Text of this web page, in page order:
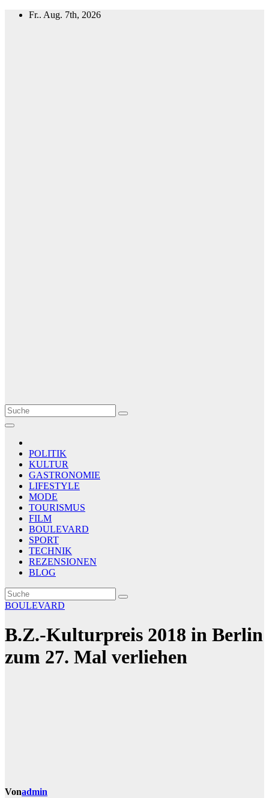
Zum
Fr.. Aug. 7th, 2026
Le Matin
AGENCE DE PRESSE
POLITIK
KULTUR
GASTRONOMIE
LIFESTYLE
MODE
TOURISMUS
FILM
BOULEVARD
SPORT
TECHNIK
REZENSIONEN
BLOG
BOULEVARD
B.Z.-Kulturpreis 2018 in Berlin
zum 27. Mal verliehen
Vonadmin